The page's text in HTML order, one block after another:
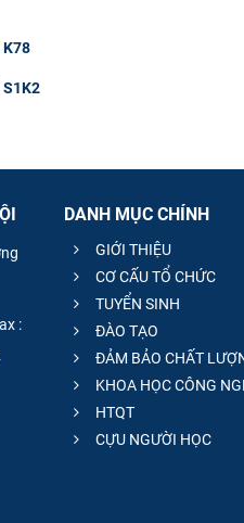
K78
S1K2
:
DANH MỤC CHÍNH
GIỚI THIỆU
CƠ CẤU TỔ CHỨC
TUYỂN SINH
ĐÀO TẠO
ĐẢM BẢO CHẤT
KHOA HỌC CÔNG
HTQT
CỰU NGƯỜI HỌC